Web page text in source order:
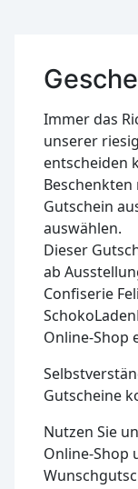
Immer das
unserer
entscheiden
Gutschein
auswählen.
Dieser
ab
Confiserie
Online-Shop
Gutscheine
Nutzen Sie
Online-Shop